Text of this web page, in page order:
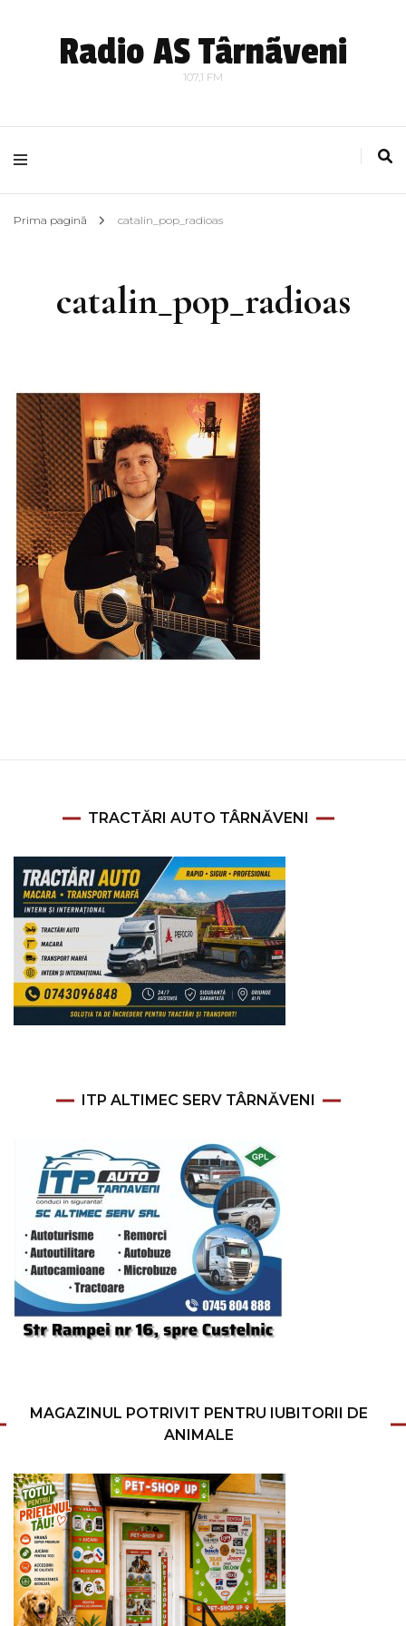
Radio AS Târnãveni
107,1 FM
Prima pagină catalin_pop_radioas
catalin_pop_radioas
TRACTĂRI AUTO TÂRNĂVENI
ITP ALTIMEC SERV TÂRNĂVENI
MAGAZINUL POTRIVIT PENTRU IUBITORII DE
ANIMALE